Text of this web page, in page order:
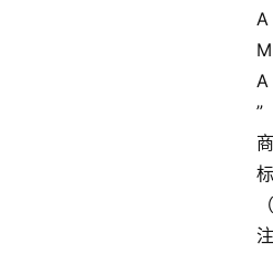
A
M
A
”
商
标
（
注